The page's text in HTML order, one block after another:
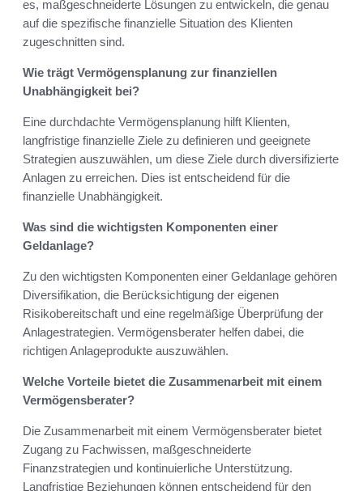
es, maßgeschneiderte Lösungen zu entwickeln, die genau
auf die spezifische finanzielle Situation des Klienten
zugeschnitten sind.
Wie trägt Vermögensplanung zur finanziellen
Unabhängigkeit bei?
Eine durchdachte Vermögensplanung hilft Klienten,
langfristige finanzielle Ziele zu definieren und geeignete
Strategien auszuwählen, um diese Ziele durch diversifizierte
Anlagen zu erreichen. Dies ist entscheidend für die
finanzielle Unabhängigkeit.
Was sind die wichtigsten Komponenten einer
Geldanlage?
Zu den wichtigsten Komponenten einer Geldanlage gehören
Diversifikation, die Berücksichtigung der eigenen
Risikobereitschaft und eine regelmäßige Überprüfung der
Anlagestrategien. Vermögensberater helfen dabei, die
richtigen Anlageprodukte auszuwählen.
Welche Vorteile bietet die Zusammenarbeit mit einem
Vermögensberater?
Die Zusammenarbeit mit einem Vermögensberater bietet
Zugang zu Fachwissen, maßgeschneiderte
Finanzstrategien und kontinuierliche Unterstützung.
Langfristige Beziehungen können entscheidend für den